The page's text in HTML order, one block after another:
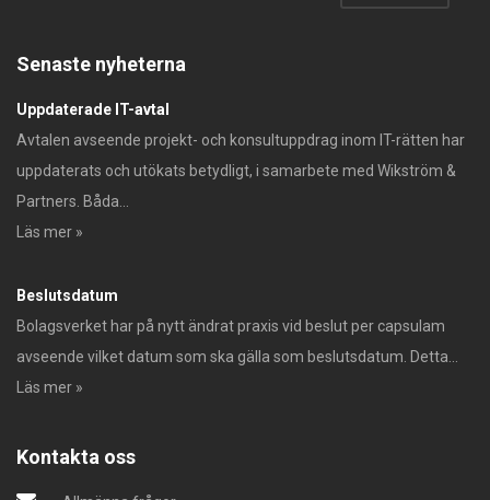
Senaste nyheterna
Uppdaterade IT-avtal
Avtalen avseende projekt- och konsultuppdrag inom IT-rätten har
uppdaterats och utökats betydligt, i samarbete med Wikström &
Partners. Båda...
Läs mer »
Beslutsdatum
Bolagsverket har på nytt ändrat praxis vid beslut per capsulam
avseende vilket datum som ska gälla som beslutsdatum. Detta...
Läs mer »
Kontakta oss